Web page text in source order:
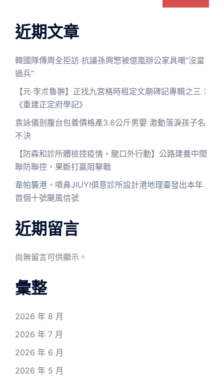
近期文章
韓國隊傳周全拒訪 抗議孫興慜被億嵐辦公家具嘲“沒當
過兵”
【元·孛朮魯翀】正找九宮格時租定文廟碑記專輯之三：
《重建正定府學記》
袁詠儀剖腹台包養價格產3.6公斤男嬰 激動落淚孩子名
不決
【防森和診所體檢控疫情，龍口外行動】公路建養中間
聯防聯控，果斷打贏阻擊戰
韋帕襲港，噴鼻JIUYI俱意診所設計港地理臺發出本年
首個十號颶風信號
近期留言
尚無留言可供顯示。
彙整
2026 年 8 月
2026 年 7 月
2026 年 6 月
2026 年 5 月